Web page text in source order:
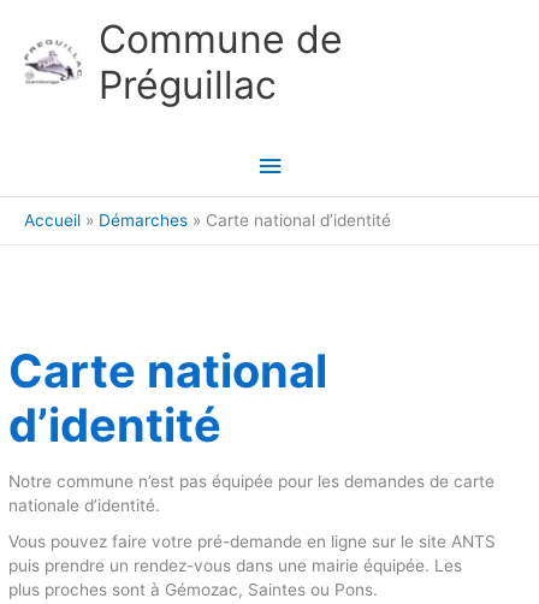
Commune de
Préguillac
Menu
principal
Accueil Démarches Carte national d’identité
Carte national
d’identité
Notre commune n’est pas équipée pour les demandes de carte
nationale d’identité.
Vous pouvez faire votre pré-demande en ligne sur le site ANTS
puis prendre un rendez-vous dans une mairie équipée. Les
plus proches sont à Gémozac, Saintes ou Pons.